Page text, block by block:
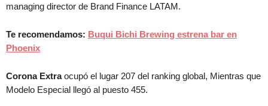
managing director de Brand Finance LATAM.
Te recomendamos: Buqui Bichi Brewing estrena bar en
Phoenix
Corona Extraocupó el lugar 207 del ranking global, Mientras que
Modelo Especial llegó al puesto 455.